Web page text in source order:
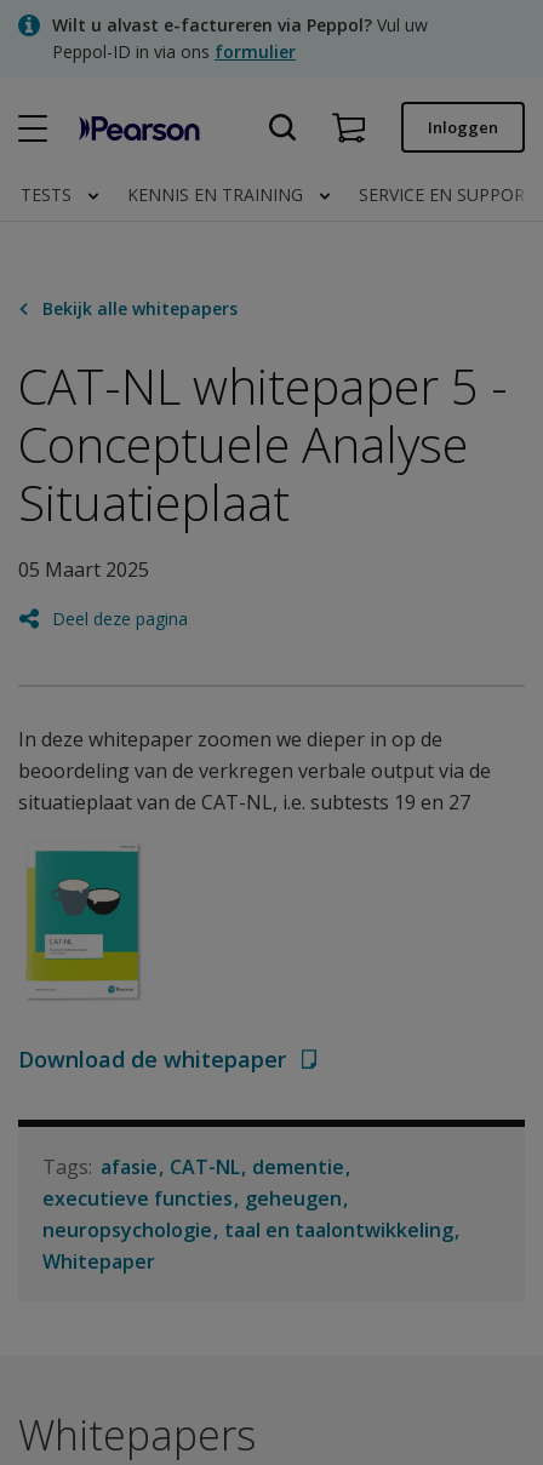
SkipWilt u alvast e-factureren via Peppol? Vul uw
Peppol-ID in via ons formulier
Snel bestellen
Clinical | NL
Inloggen
TESTS KENNIS EN TRAINING SERVICE EN SUPPORT
Bekijk alle whitepapers
CAT-NL whitepaper 5 -
Conceptuele Analyse
Situatieplaat
05 Maart 2025
Deel deze pagina
In deze whitepaper zoomen we dieper in op de
beoordeling van de verkregen verbale output via de
situatieplaat van de CAT-NL, i.e. subtests 19 en 27
Download de whitepaper
afasie CAT-NL dementie
executieve functies geheugen
neuropsychologie taal en taalontwikkeling
Whitepaper
Whitepapers